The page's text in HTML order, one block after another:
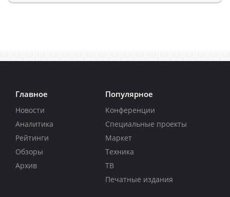
Главное
Новости
Аналитика
Рейтинги
Обзоры
Архив
Популярное
Конференции
Специальные проекты
Маркет
Техника
ТВ
Печатные издания